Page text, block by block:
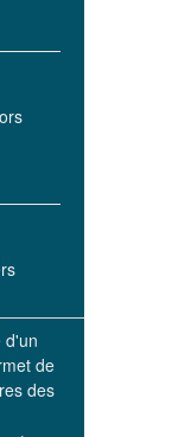
d'un
de
des